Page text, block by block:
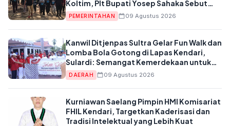
Koltim, Plt Bupati Yosep Sahaka Sebut
Momentum Bangun Ekonomi Daerah
PEMERINTAHAN 09 Agustus 2026
Kanwil Ditjenpas Sultra Gelar Fun Walk dan
Lomba Bola Gotong di Lapas Kendari,
Sulardi: Semangat Kemerdekaan untuk
Kinerja
DAERAH 09 Agustus 2026
Kurniawan Saelang Pimpin HMI Komisariat
FHIL Kendari, Targetkan Kaderisasi dan
Tradisi Intelektual yang Lebih Kuat